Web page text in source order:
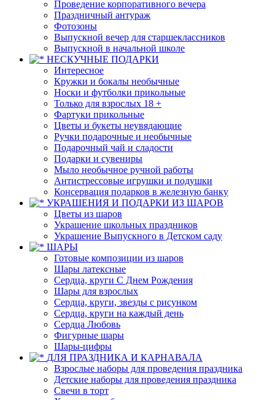
Проведение корпоративного вечера
Праздничный антураж
Фотозоны
Выпускной вечер для старшеклассников
Выпускной в начальной школе
НЕСКУЧНЫЕ ПОДАРКИ
Интересное
Кружки и бокалы необычные
Носки и футболки прикольные
Только для взрослых 18 +
Фартуки прикольные
Цветы и букеты неувядающие
Ручки подарочные и необычные
Подарочный чай и сладости
Подарки и сувениры
Мыло необычное ручной работы
Антистрессовые игрушки и подушки
Консервация подарков в железную банку
УКРАШЕНИЯ И ПОДАРКИ ИЗ ШАРОВ
Цветы из шаров
Украшение школьных праздников
Украшение Выпускного в Детском саду
ШАРЫ
Готовые композиции из шаров
Шары латексные
Сердца, круги С Днем Рождения
Шары для взрослых
Сердца, круги, звезды с рисунком
Сердца, круги на каждый день
Сердца Любовь
Фигурные шары
Шары-цифры
ДЛЯ ПРАЗДНИКА И КАРНАВАЛА
Взрослые наборы для проведения праздника
Детские наборы для проведения праздника
Свечи в торт